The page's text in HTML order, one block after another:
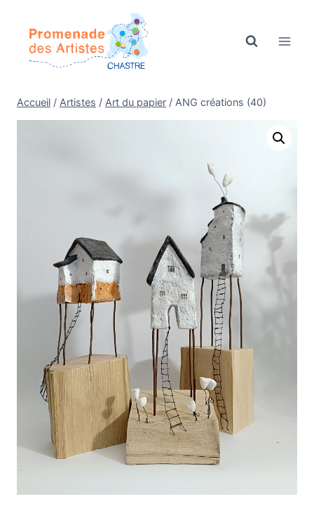
contenu
Accueil / Artistes / Art du papier / ANG créations (40)